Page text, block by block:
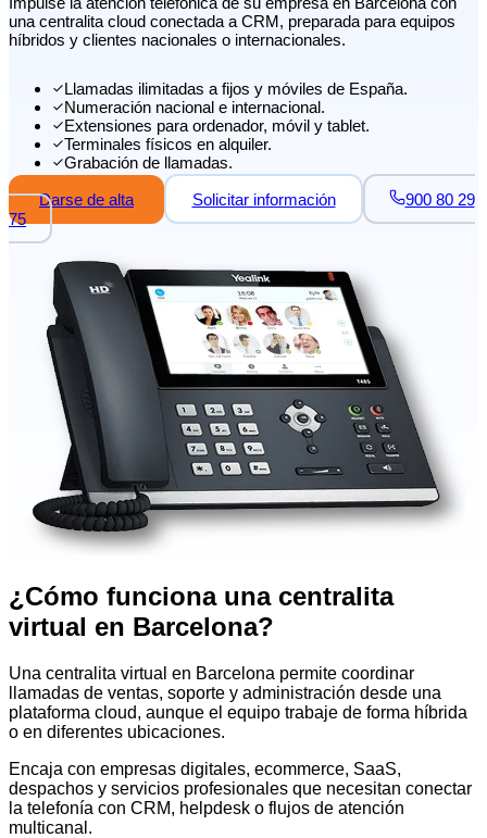
una centralita cloud conectada a CRM, preparada para equipos
híbridos y clientes nacionales o internacionales.
Llamadas ilimitadas a fijos y móviles de España.
Numeración nacional e internacional.
Extensiones para ordenador, móvil y tablet.
Terminales físicos en alquiler.
Grabación de llamadas.
Darse de alta
Solicitar información
900 80 29
75
¿Cómo funciona una centralita
virtual en Barcelona?
Una centralita virtual en Barcelona permite coordinar
llamadas de ventas, soporte y administración desde una
plataforma cloud, aunque el equipo trabaje de forma híbrida
o en diferentes ubicaciones.
Encaja con empresas digitales, ecommerce, SaaS,
despachos y servicios profesionales que necesitan conectar
la telefonía con CRM, helpdesk o flujos de atención
multicanal.